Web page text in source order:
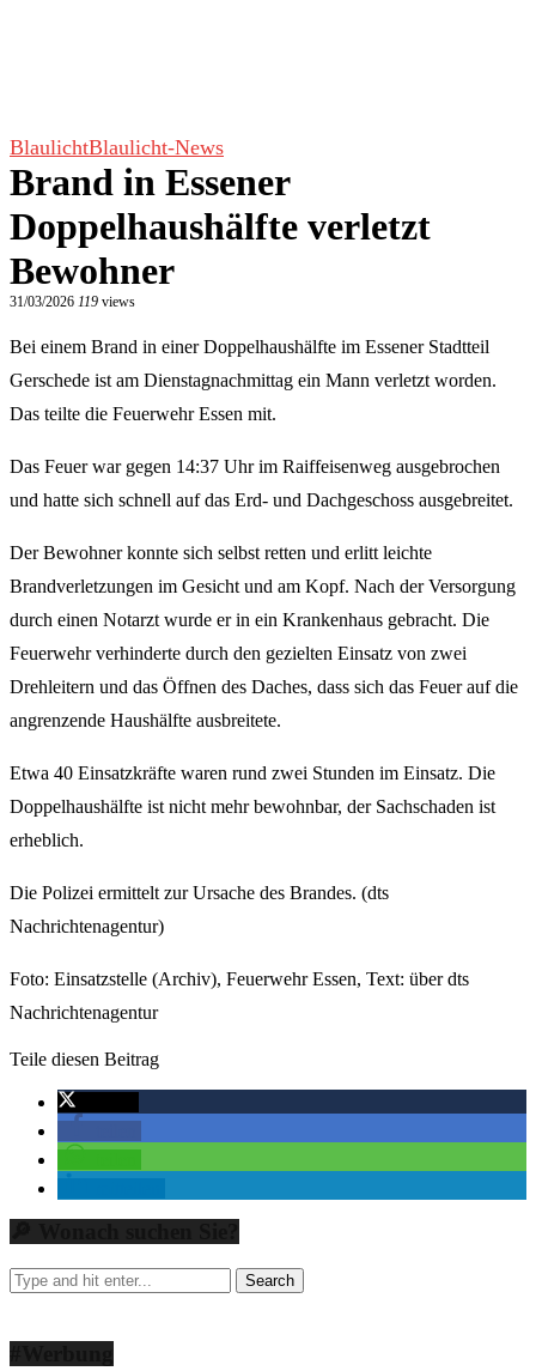
BlaulichtBlaulicht-News
Brand in Essener
Doppelhaushälfte verletzt
Bewohner
31/03/2026 119 views
Bei einem Brand in einer Doppelhaushälfte im Essener Stadtteil
Gerschede ist am Dienstagnachmittag ein Mann verletzt worden.
Das teilte die Feuerwehr Essen mit.
Das Feuer war gegen 14:37 Uhr im Raiffeisenweg ausgebrochen
und hatte sich schnell auf das Erd- und Dachgeschoss ausgebreitet.
Der Bewohner konnte sich selbst retten und erlitt leichte
Brandverletzungen im Gesicht und am Kopf. Nach der Versorgung
durch einen Notarzt wurde er in ein Krankenhaus gebracht. Die
Feuerwehr verhinderte durch den gezielten Einsatz von zwei
Drehleitern und das Öffnen des Daches, dass sich das Feuer auf die
angrenzende Haushälfte ausbreitete.
Etwa 40 Einsatzkräfte waren rund zwei Stunden im Einsatz. Die
Doppelhaushälfte ist nicht mehr bewohnbar, der Sachschaden ist
erheblich.
Die Polizei ermittelt zur Ursache des Brandes. (dts
Nachrichtenagentur)
Foto: Einsatzstelle (Archiv), Feuerwehr Essen, Text: über dts
Nachrichtenagentur
Teile diesen Beitrag